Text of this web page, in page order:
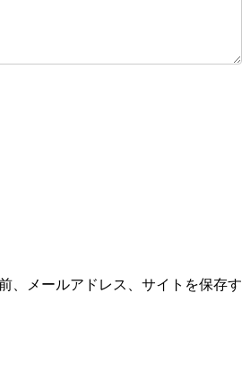
、メールアドレス、サイトを保存す